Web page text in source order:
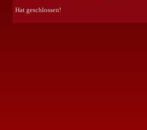
Hat geschlossen!